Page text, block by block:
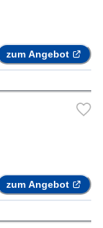
zum Angebot
zum Angebot